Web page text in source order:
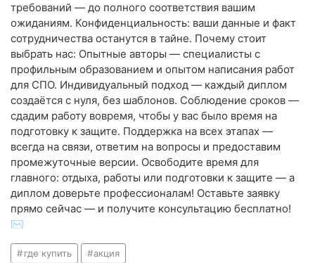
требований — до полного соответствия вашим
ожиданиям. Конфиденциальность: ваши данные и факт
сотрудничества останутся в тайне. Почему стоит
выбрать нас: Опытные авторы — специалисты с
профильным образованием и опытом написания работ
для СПО. Индивидуальный подход — каждый диплом
создаётся с нуля, без шаблонов. Соблюдение сроков —
сдадим работу вовремя, чтобы у вас было время на
подготовку к защите. Поддержка на всех этапах —
всегда на связи, ответим на вопросы и предоставим
промежуточные версии. Освободите время для
главного: отдыха, работы или подготовки к защите — а
диплом доверьте профессионалам! Оставьте заявку
прямо сейчас — и получите консультацию бесплатно!
✉️
где купить акция